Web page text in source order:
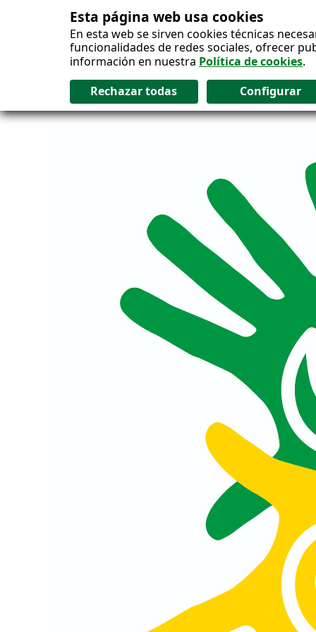
Esta página web usa cookies
En esta web se sirven cookies técnicas
funcionalidades de redes sociales, ofrecer
información en nuestra Política de cookies.
Salto al contenido